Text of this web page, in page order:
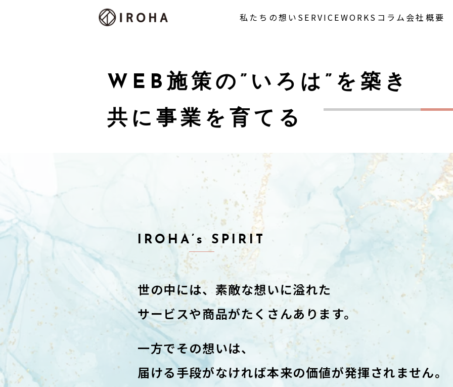
私たちの想い SERVICEWORKS コラム 会社概要
WEB施策の”いろは”を築き
共に事業を育てる
レジーナクリニック アートメイクLP
IROHA’s SPIRIT
世の中には、素敵な想いに溢れた
サービスや商品がたくさんあります。
一方でその想いは、
届ける手段がなければ本来の価値が発揮されません。